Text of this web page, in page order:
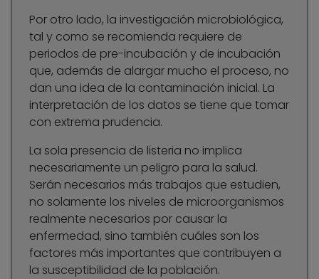
Por otro lado, la investigación microbiológica,
tal y como se recomienda requiere de
periodos de pre-incubación y de incubación
que, además de alargar mucho el proceso, no
dan una idea de la contaminación inicial. La
interpretación de los datos se tiene que tomar
con extrema prudencia.
La sola presencia de listeria no implica
necesariamente un peligro para la salud.
Serán necesarios más trabajos que estudien,
no solamente los niveles de microorganismos
realmente necesarios por causar la
enfermedad, sino también cuáles son los
factores más importantes que contribuyen a
la susceptibilidad de la población.